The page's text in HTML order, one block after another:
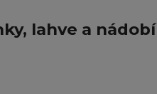
lahve a